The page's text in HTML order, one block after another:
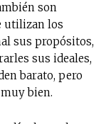
son
utilizan los
sus propósitos,
sus ideales,
barato, pero
bien.